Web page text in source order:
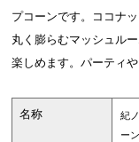
プコーンです。ココナ
丸く膨らむマッシュル
楽しめます。パーティ
名称
紀
ーン